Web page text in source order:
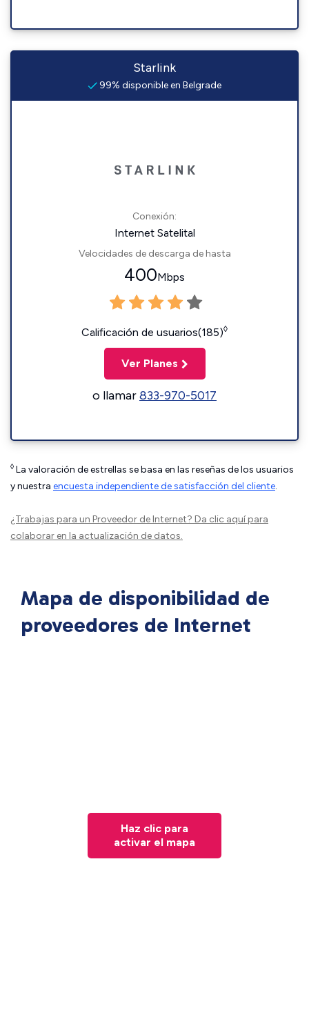
Starlink
99% disponible en Belgrade
Conexión:
Internet Satelital
Velocidades de descarga de hasta
400Mbps
Calificación de usuarios(185)◊
Ver Planes
o llamar833-970-5017
◊ La valoración de estrellas se basa en las reseñas de los usuarios
y nuestra encuesta independiente de satisfacción del cliente.
¿Trabajas para un Proveedor de Internet? Da clic aquípara
colaborar en la actualización de datos.
Mapa de disponibilidad de
proveedores de Internet
Haz clic para
activar el mapa